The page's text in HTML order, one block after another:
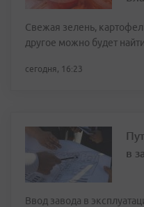
Свежая зелень,
другое можно будет
сегодня, 16:23
в
Ввод завода в